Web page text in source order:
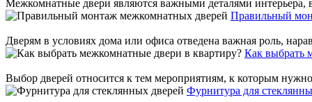
Межкомнатные двери являются важными деталями интерьера,
Правильный
Дверям в условиях дома или офиса отведена важная роль,
Как выбрать
Выбор дверей относится к тем мероприятиям, к которым
Фурнитура для